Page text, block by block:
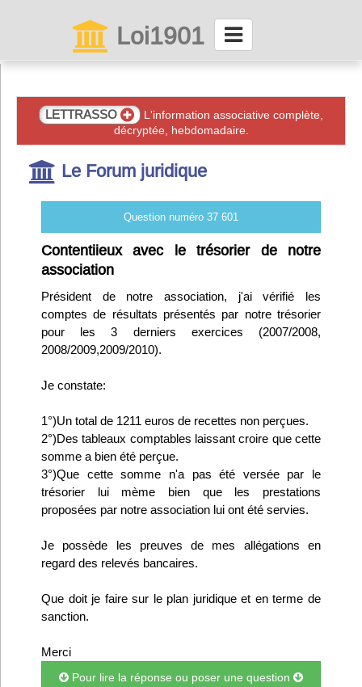
Loi1901
Connexion
Abonnez-vous à LettrAsso
Menu général
ServiceAsso
VieAsso
Infos
Divers
Abo Lettrasso
Désabo Lettrasso
Nous contacter
LETTRASSO
L'information associative complète,
décryptée, hebdomadaire.
Le Forum juridique
Question numéro 37 601
Contentiieux avec le trésorier de notre
association
Président de notre association, j'ai vérifié les
comptes de résultats présentés par notre trésorier
pour les 3 derniers exercices (2007/2008,
2008/2009,2009/2010).
Je constate:
1°)Un total de 1211 euros de recettes non perçues.
2°)Des tableaux comptables laissant croire que cette
somme a bien été perçue.
3°)Que cette somme n'a pas été versée par le
trésorier lui mème bien que les prestations
proposées par notre association lui ont été servies.
Je possède les preuves de mes allégations en
regard des relevés bancaires.
Que doit je faire sur le plan juridique et en terme de
sanction.
Merci
Pour lire la réponse ou poser une question